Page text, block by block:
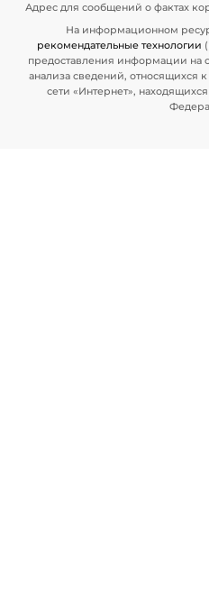
Адрес для сообщений о фактах
На информационном
рекомендательные технологии
предоставления информации на
анализа сведений, относящихся
сети «Интернет»,